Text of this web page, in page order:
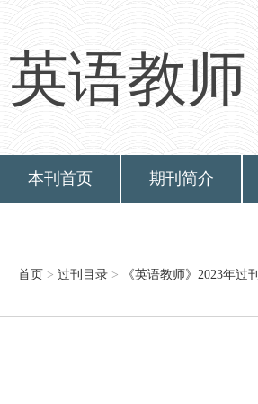
英语教师
本刊首页 期刊简介
首页 > 过刊目录 > 《英语教师》2023年过刊